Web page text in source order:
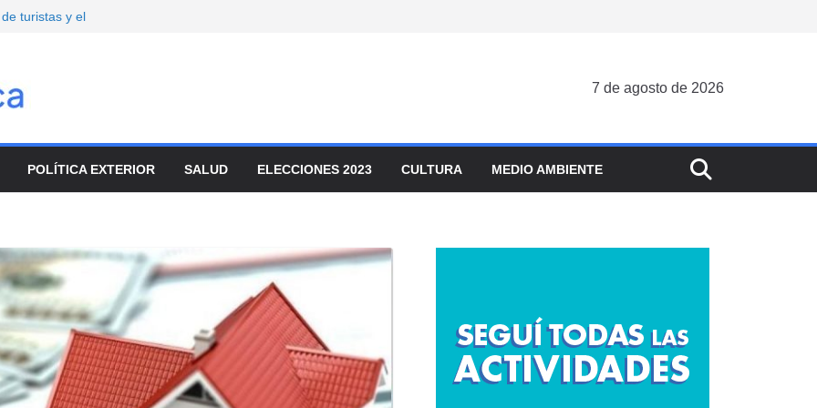
turistas y el
a
el ajuste
7 de agosto de 2026
POLÍTICA EXTERIOR SALUD ELECCIONES 2023 CULTURA MEDIO AMBIENTE